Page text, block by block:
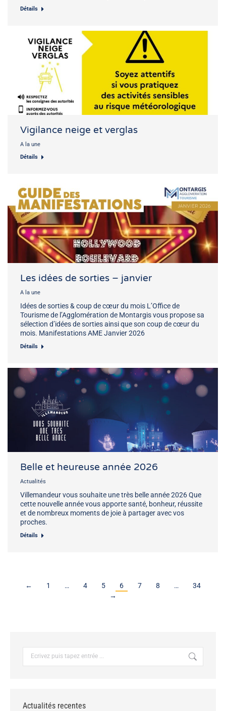
Détails
Vigilance neige et verglas
A la une
Détails
Les idées de sorties – janvier
A la une
Idées de sorties & coup de cœur du mois L’Office de
Tourisme de l’Agglomération de Montargis vous propose sa
sélection d’idées de sorties ainsi que son coup de cœur du
mois. Manifestations AME Janvier 2026
Détails
Belle et heureuse année 2026
Actualités
Villemandeur vous souhaite une très belle année 2026 Que
cette nouvelle année vous apporte santé, bonheur, réussite
et de nombreux moments de joie à partager avec vos
proches.
Détails
← 1 … 4 5 6 7 8 …
34
→
Actualités recentes